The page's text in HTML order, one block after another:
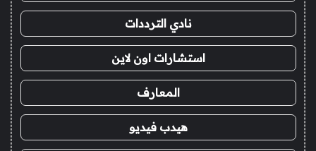
نادي الترددات
استشارات اون لاين
المعارف
هيدب فيديو